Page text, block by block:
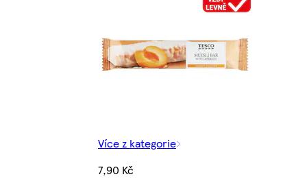
Více z kategorie
7,90 Kč